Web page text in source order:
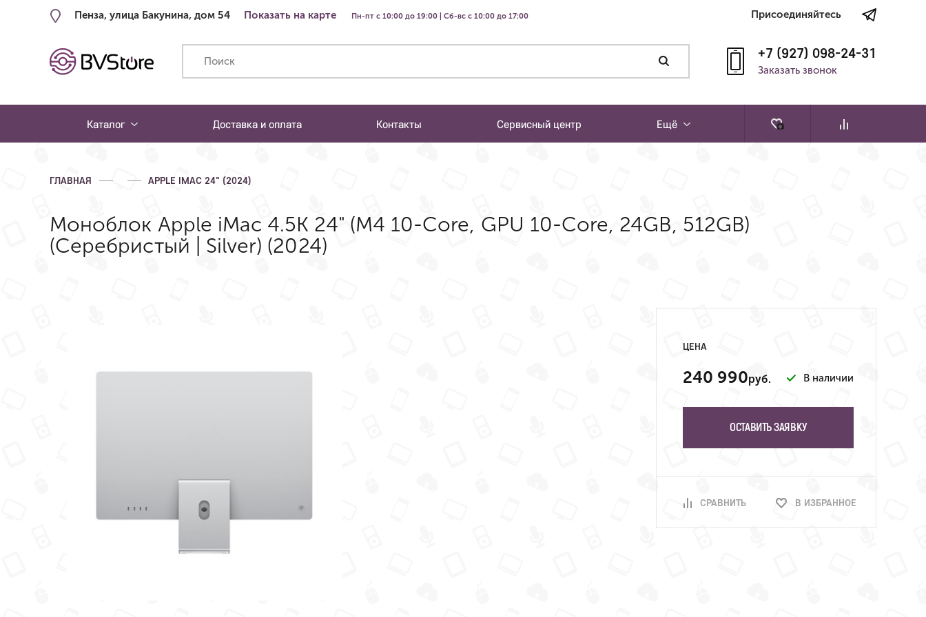
Пенза, улица Бакунина, дом 54 Показать на карте Пн-пт с 10:00 до 19:00 | Сб-вс с 10:00 до 17:00 Присоединяйтесь
+7 (927) 098-24-31
Заказать звонок
Каталог Доставка и оплата Контакты Сервисный центр Ещё
ГЛАВНАЯ APPLE IMAC 24" (2024)
Моноблок Apple iMac 4.5K 24" (M4 10-Core, GPU 10-Core, 24GB, 512GB)
(Серебристый | Silver) (2024)
ЦЕНА
240 990руб. В наличии
ОСТАВИТЬ ЗАЯВКУ
СРАВНИТЬ В ИЗБРАННОЕ